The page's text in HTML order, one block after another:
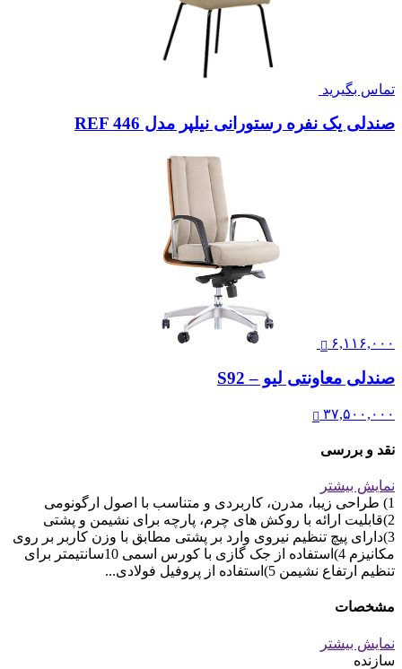
تماس بگیرید
صندلی یک نفره رستورانی نیلپر مدل REF 446
۶,۱۱۶,۰۰۰
صندلی معاونتی لیو – S92
۳۷,۵۰۰,۰۰۰
نقد و بررسی
نمایش بیشتر
1) طراحی زیبا، مدرن، کاربردی و متناسب با اصول ارگونومی
2)قابلیت ارائه با روکش های چرم، پارچه برای نشیمن و پشتی
3)دارای پیچ تنظیم نیروی وارد بر پشتی مطابق با وزن کاربر بر روی
مکانیزم 4)استفاده از جک گازی با کورس اسمی 10سانتیمتر برای
تنظیم ارتفاع نشیمن 5)استفاده از پروفیل فولادی...
مشخصات
نمایش بیشتر
سازنده